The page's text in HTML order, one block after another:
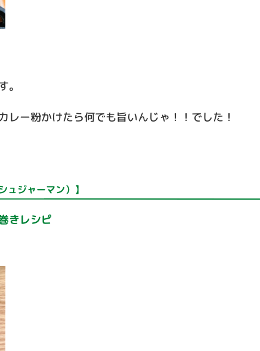
。
レー粉かけたら何でも旨いんじゃ！！でした！
ュジャーマン）】
きレシピ